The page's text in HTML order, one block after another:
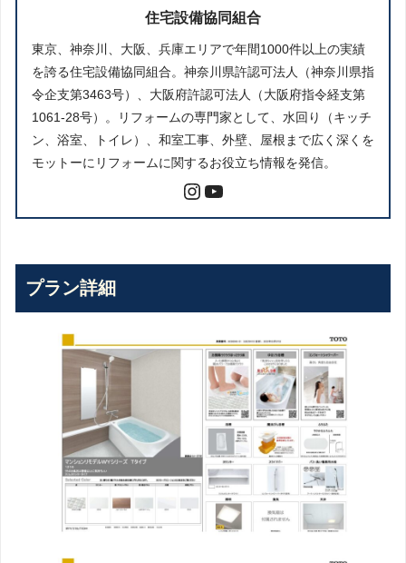
住宅設備協同組合
東京、神奈川、大阪、兵庫エリアで年間1000件以上の実績
を誇る住宅設備協同組合。神奈川県許認可法人（神奈川県指
令企支第3463号）、大阪府許認可法人（大阪府指令経支第
1061-28号）。リフォームの専門家として、水回り（キッチ
ン、浴室、トイレ）、和室工事、外壁、屋根まで広く深くを
モットーにリフォームに関するお役立ち情報を発信。
プラン詳細